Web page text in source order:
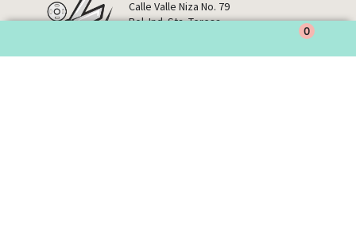
0
Calle Valle Niza No. 79
Pol. Ind. Sta. Teresa